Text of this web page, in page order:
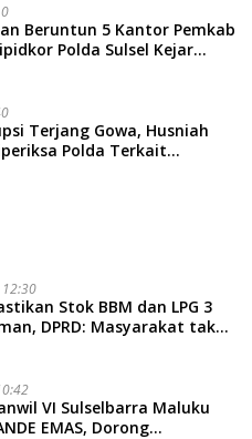
Beruntun 5 Kantor Pemkab
Polda Sulsel Kejar
Terjang Gowa, Husniah
Polda Terkait
12:30
Stok BBM dan LPG 3
DPRD: Masyarakat tak
VI Sulselbarra Maluku
EMAS, Dorong